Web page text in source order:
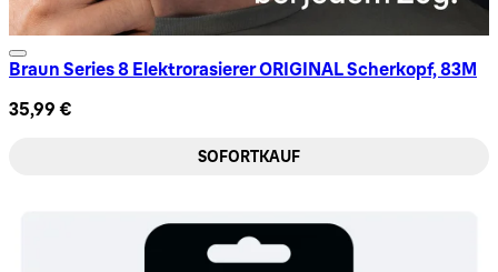
Braun Series 8 Elektrorasierer ORIGINAL Scherkopf, 83M
35,99 €
SOFORTKAUF